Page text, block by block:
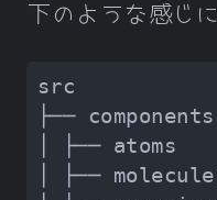
下のような感じ